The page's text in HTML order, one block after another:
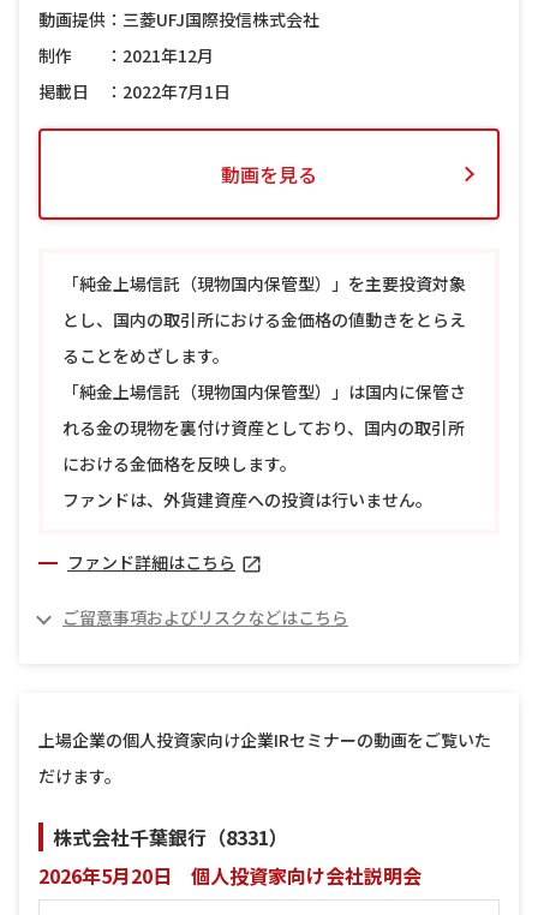
動画提供：三菱UFJ国際投信株式会社
制作 ：2021年12月
掲載日 ：2022年7月1日
動画を見る
「純金上場信託（現物国内保管型）」を主要投資対象
とし、国内の取引所における金価格の値動きをとらえ
ることをめざします。
「純金上場信託（現物国内保管型）」は国内に保管さ
れる金の現物を裏付け資産としており、国内の取引所
における金価格を反映します。
ファンドは、外貨建資産への投資は行いません。
ファンド詳細はこちら
ご留意事項およびリスクなどはこちら
上場企業の個人投資家向け企業IRセミナーの動画をご覧いた
だけます。
株式会社千葉銀行（8331）
2026年5月20日 個人投資家向け会社説明会